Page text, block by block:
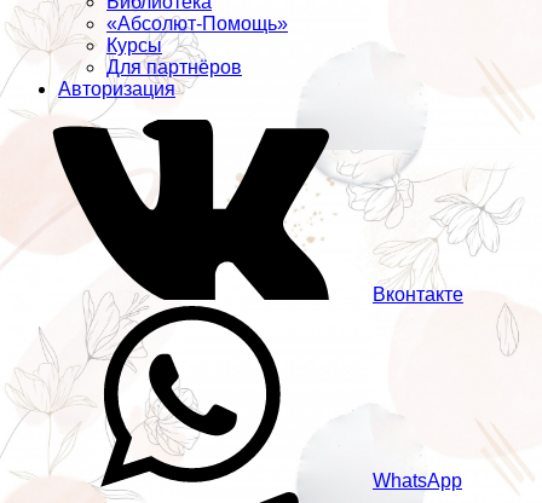
«Абсолют-Помощь»
Курсы
Для партнёров
Авторизация
Вконтакте
WhatsApp